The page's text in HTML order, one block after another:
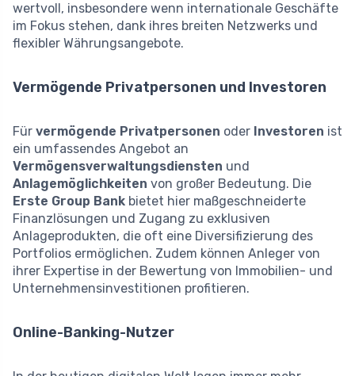
wertvoll, insbesondere wenn internationale Geschäfte
im Fokus stehen, dank ihres breiten Netzwerks und
flexibler Währungsangebote.
Vermögende Privatpersonen und Investoren
Für vermögende Privatpersonen oder Investoren ist
ein umfassendes Angebot an
Vermögensverwaltungsdiensten und
Anlagemöglichkeiten von großer Bedeutung. Die
Erste Group Bank bietet hier maßgeschneiderte
Finanzlösungen und Zugang zu exklusiven
Anlageprodukten, die oft eine Diversifizierung des
Portfolios ermöglichen. Zudem können Anleger von
ihrer Expertise in der Bewertung von Immobilien- und
Unternehmensinvestitionen profitieren.
Online-Banking-Nutzer